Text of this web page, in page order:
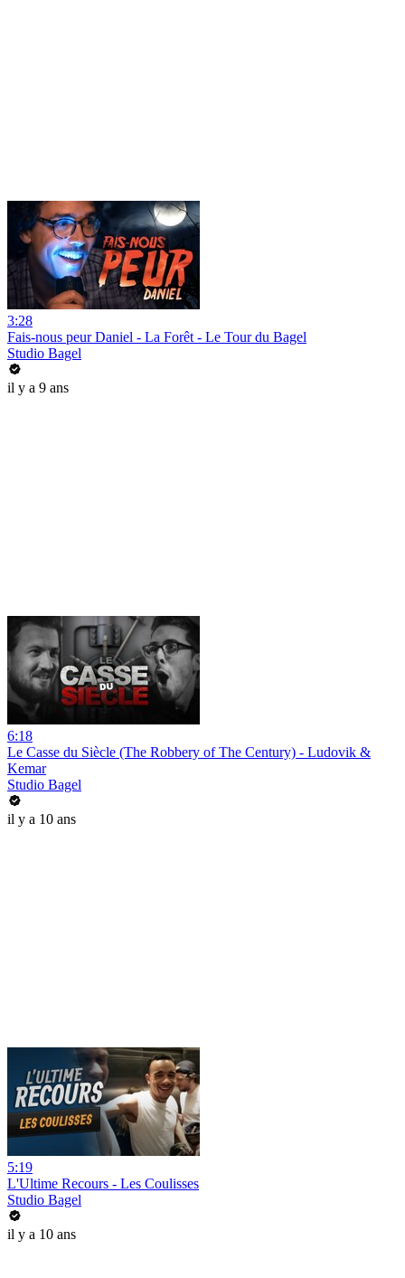
3:28
Fais-nous peur Daniel - La Forêt - Le Tour du Bagel
Studio Bagel
il y a 9 ans
6:18
Le Casse du Siècle (The Robbery of The Century) - Ludovik &
Kemar
Studio Bagel
il y a 10 ans
5:19
L'Ultime Recours - Les Coulisses
Studio Bagel
il y a 10 ans